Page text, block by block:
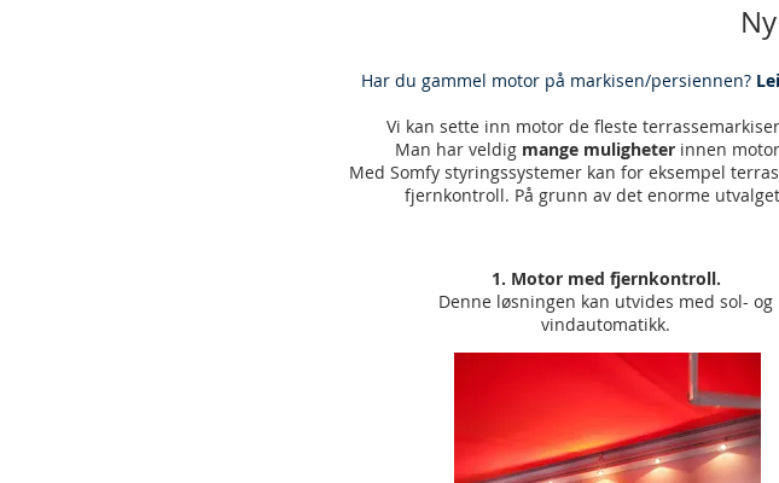
Har du gammel motor på markisen/persiennen?
Vi kan sette inn motor de fleste
Man har veldig mange muligheterinnen motor
Med Somfy styringssystemer kan for eksempel
fjernkontroll. På grunn av det enorme
1. Motor med fjernkontroll.
Denne løsningen kan utvides med sol- og
vindautomatikk.